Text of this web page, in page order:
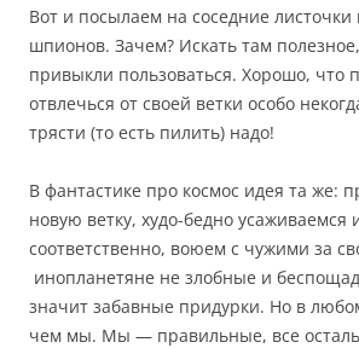
Вот и посылаем на соседние
шпионов. Зачем? Искать там
привыкли пользоваться. Хорошо, что
отвлечься от своей ветки особо
трясти (то есть пилить) надо!
В фантастике про космос идея та же:
новую ветку, худо-бедно
соответственно, воюем с чужими за
инопланетяне не злобные и
значит забавные придурки. Но в
чем мы. Мы — правильные, все